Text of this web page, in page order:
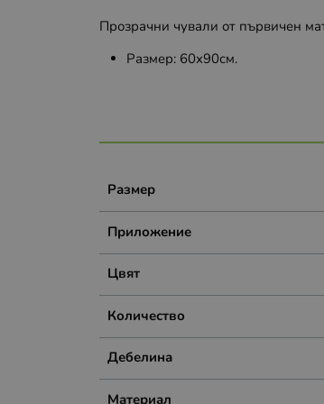
Прозрачни чували от първичен
Размер: 60х90см.
Размер
Приложение
Цвят
Количество
Дебелина
Материал